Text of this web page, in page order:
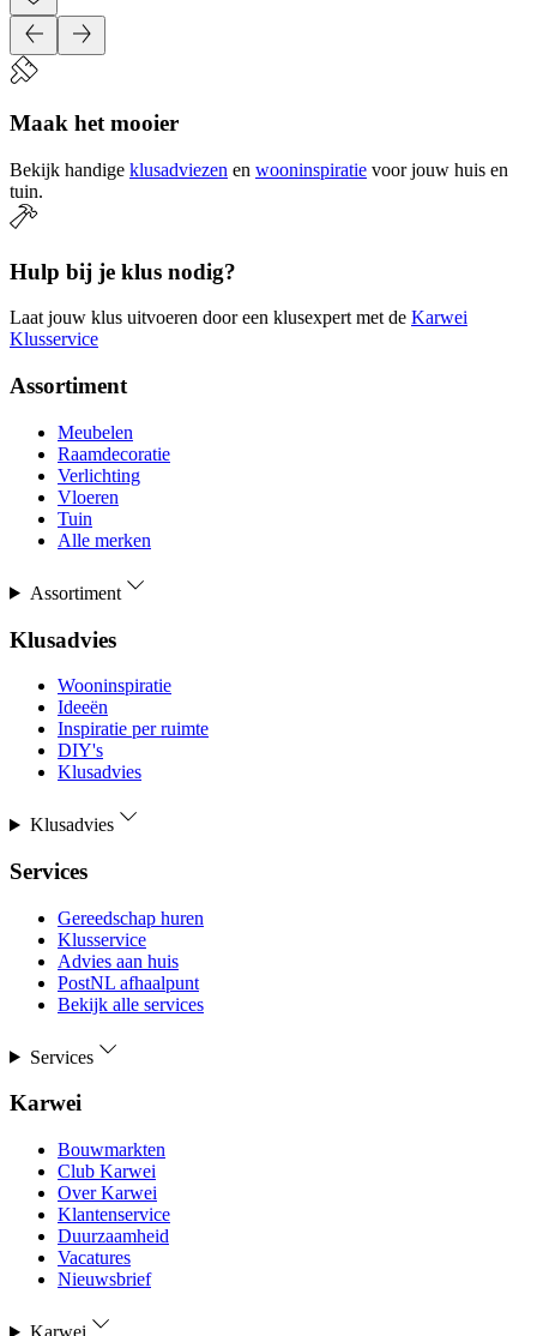
Maak het mooier
Bekijk handige klusadviezen en wooninspiratie voor jouw huis en
tuin.
Hulp bij je klus nodig?
Laat jouw klus uitvoeren door een klusexpert met de Karwei
Klusservice
Assortiment
Meubelen
Raamdecoratie
Verlichting
Vloeren
Tuin
Alle merken
Assortiment
Klusadvies
Wooninspiratie
Ideeën
Inspiratie per ruimte
DIY's
Klusadvies
Klusadvies
Services
Gereedschap huren
Klusservice
Advies aan huis
PostNL afhaalpunt
Bekijk alle services
Services
Karwei
Bouwmarkten
Club Karwei
Over Karwei
Klantenservice
Duurzaamheid
Vacatures
Nieuwsbrief